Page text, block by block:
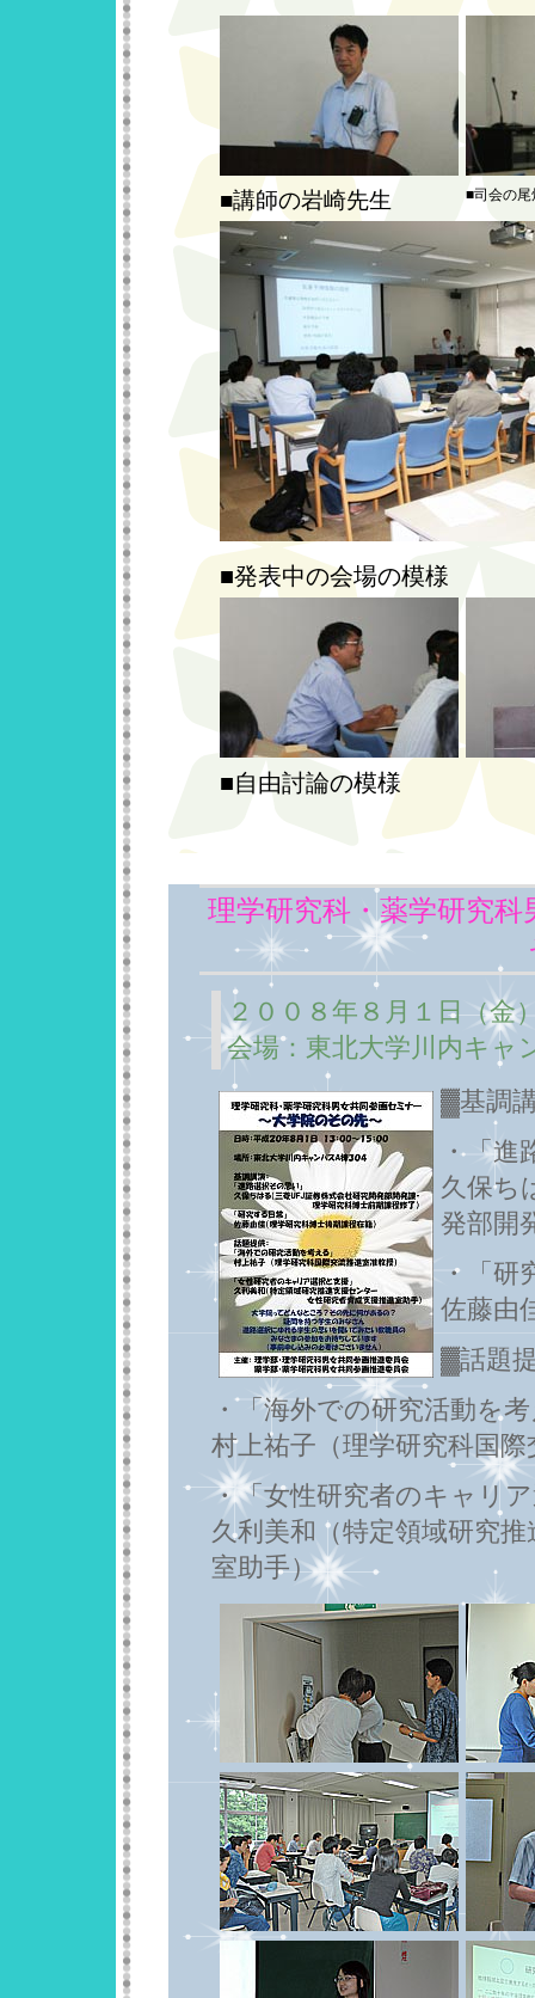
■講師の岩崎先生 ■司会の尾
■発表中の会場の模様
■自由討論の模様
理学研究科・薬学研究
２００８年８月１日（金
会場：東北大学川内キャ
▓基調
・「進
久保ち
発部開
・「研
佐藤由
▓話題
・「海外での研究活動を
村上祐子（理学研究科国
・「女性研究者のキャリ
久利美和（特定領域研究
室助手）